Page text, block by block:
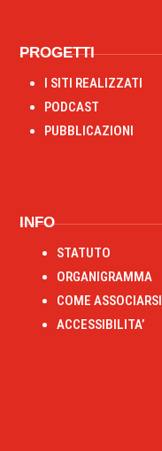
PROGETTI
I SITI REALIZZATI
PODCAST
PUBBLICAZIONI
INFO
STATUTO
ORGANIGRAMMA
COME ASSOCIARSI
ACCESSIBILITA’
Alto Contrasto
Modalità Scura
Disattiva Immagini